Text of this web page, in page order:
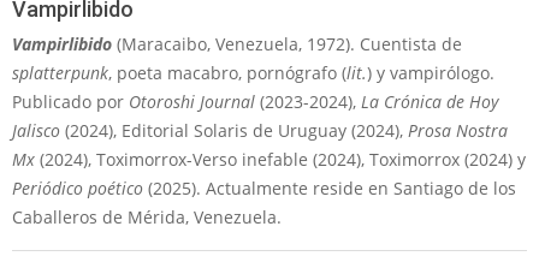
Vampirlibido
Vampirlibido (Maracaibo, Venezuela, 1972). Cuentista de
splatterpunk, poeta macabro, pornógrafo (lit.) y vampirólogo.
Publicado por Otoroshi Journal (2023-2024), La Crónica de Hoy
Jalisco (2024), Editorial Solaris de Uruguay (2024), Prosa Nostra
Mx (2024), Toximorrox-Verso inefable (2024), Toximorrox (2024) y
Periódico poético (2025). Actualmente reside en Santiago de los
Caballeros de Mérida, Venezuela.